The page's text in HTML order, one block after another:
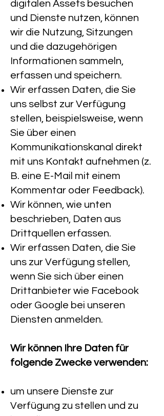
digitalen Assets besuchen
und Dienste nutzen, können
wir die Nutzung, Sitzungen
und die dazugehörigen
Informationen sammeln,
erfassen und speichern.
Wir erfassen Daten, die Sie
uns selbst zur Verfügung
stellen, beispielsweise, wenn
Sie über einen
Kommunikationskanal direkt
mit uns Kontakt aufnehmen (z.
B. eine E-Mail mit einem
Kommentar oder Feedback).
Wir können, wie unten
beschrieben, Daten aus
Drittquellen erfassen.
Wir erfassen Daten, die Sie
uns zur Verfügung stellen,
wenn Sie sich über einen
Drittanbieter wie Facebook
oder Google bei unseren
Diensten anmelden.
Wir können Ihre Daten für
folgende Zwecke verwenden:
um unsere Dienste zur
Verfügung zu stellen und zu